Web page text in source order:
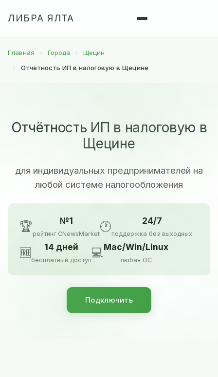
ЛИБРА ЯЛТА
Главная Города
Щецин
Отчётность ИП в налоговую в Щецине
Отчётность ИП в налоговую в
Щецине
для индивидуальных предпринимателей на
любой системе налогообложения
🏆 №1
рейтинг CNewsMarket
🕐 24/7
поддержка без выходных
🆓 14 дней
бесплатный доступ
💻Mac/Win/Linux
любая ОС
Подключить